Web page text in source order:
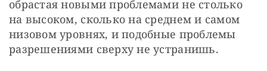
обрастая новыми проблемами не столько
на высоком, сколько на среднем и самом
низовом уровнях, и подобные проблемы
разрешениями сверху не устранишь.